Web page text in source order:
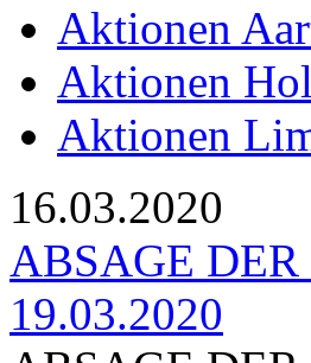
Aktionen
Aktionen
Aktionen
16.03.2020
ABSAGE
19.03.2020